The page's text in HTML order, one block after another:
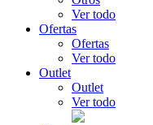
Ver todo
Ofertas
Ofertas
Ver todo
Outlet
Outlet
Ver todo